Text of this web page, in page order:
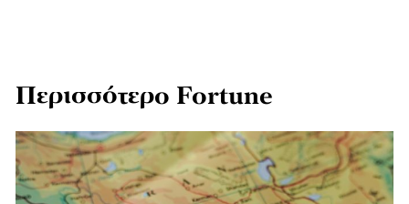
Περισσότερο Fortune